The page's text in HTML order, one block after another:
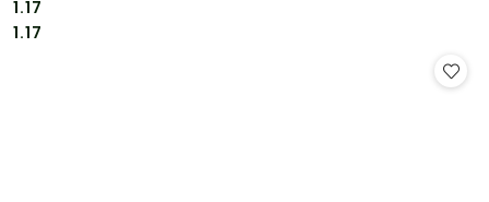
Cena:
1.17
Cena:
1.17